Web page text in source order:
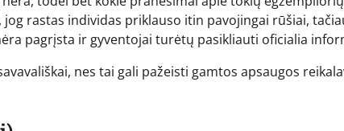
rastas individas priklauso itin pavojingai rūšiai,
pagrįsta ir gyventojai turėtų pasikliauti oficialia
nes tai gali pažeisti gamtos apsaugos